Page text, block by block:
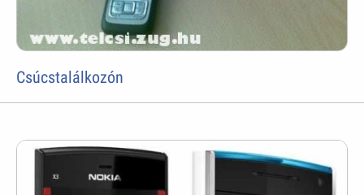
Csúcstalálkozón